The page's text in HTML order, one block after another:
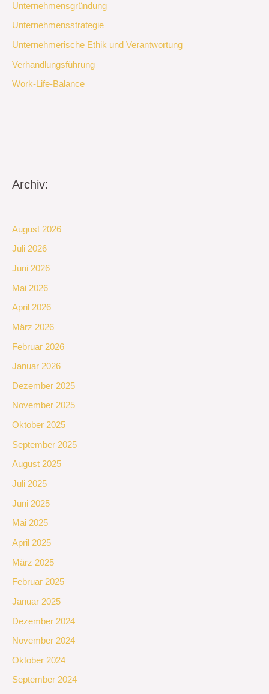
Unternehmensgründung
Unternehmensstrategie
Unternehmerische Ethik und Verantwortung
Verhandlungsführung
Work-Life-Balance
Archiv:
August 2026
Juli 2026
Juni 2026
Mai 2026
April 2026
März 2026
Februar 2026
Januar 2026
Dezember 2025
November 2025
Oktober 2025
September 2025
August 2025
Juli 2025
Juni 2025
Mai 2025
April 2025
März 2025
Februar 2025
Januar 2025
Dezember 2024
November 2024
Oktober 2024
September 2024